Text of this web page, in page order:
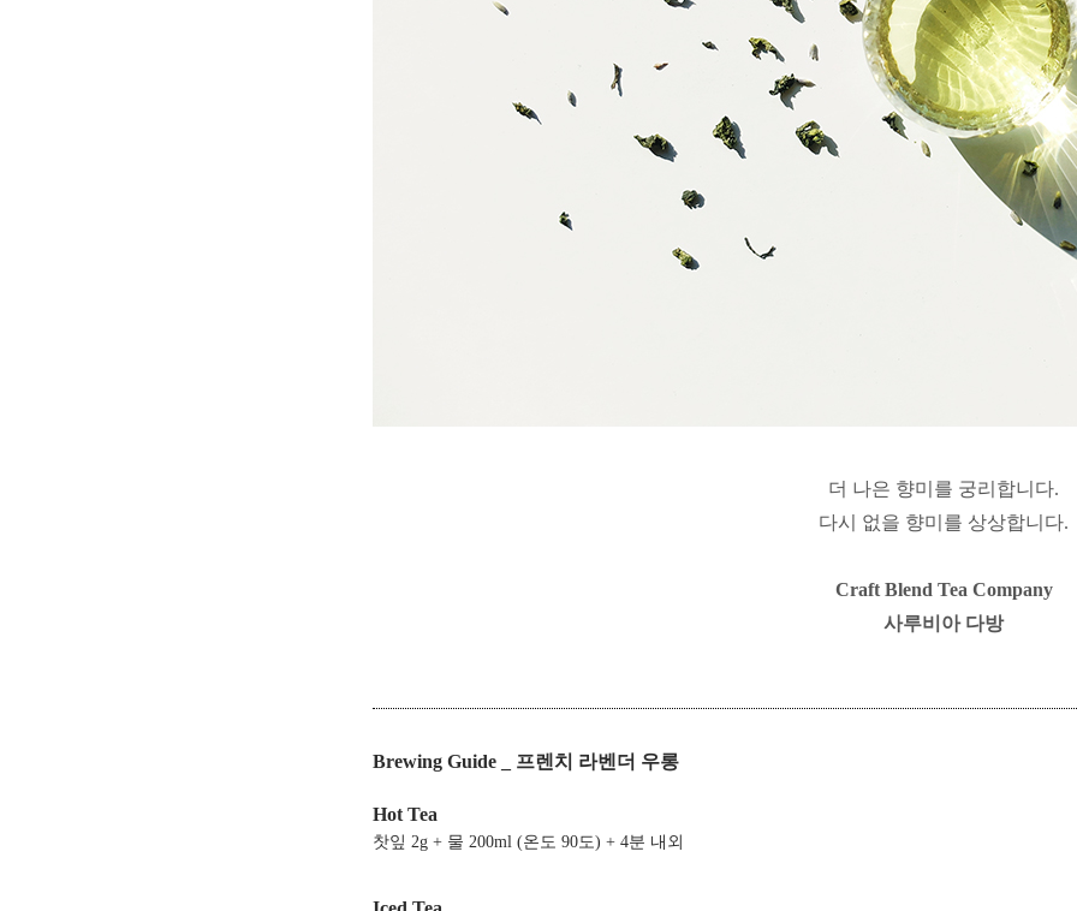
더 나은 향미를 궁리합니다.
다시 없을 향미를 상상합니다.
Craft Blend Tea Company
사루비아 다방
Brewing Guide _ 프렌치 라벤더 우롱
Hot Tea
찻잎 2g + 물 200ml (온도 90도) + 4분 내외